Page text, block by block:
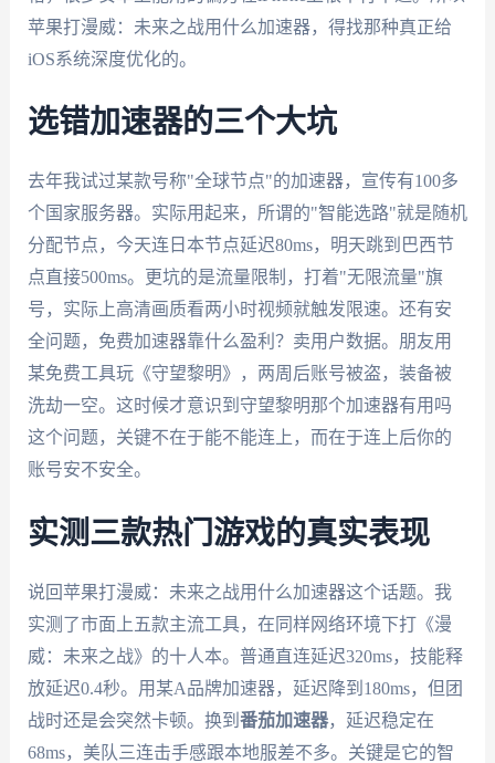
苹果打漫威：未来之战用什么加速器，得找那种真正给
iOS系统深度优化的。
选错加速器的三个大坑
去年我试过某款号称"全球节点"的加速器，宣传有100多
个国家服务器。实际用起来，所谓的"智能选路"就是随机
分配节点，今天连日本节点延迟80ms，明天跳到巴西节
点直接500ms。更坑的是流量限制，打着"无限流量"旗
号，实际上高清画质看两小时视频就触发限速。还有安
全问题，免费加速器靠什么盈利？卖用户数据。朋友用
某免费工具玩《守望黎明》，两周后账号被盗，装备被
洗劫一空。这时候才意识到守望黎明那个加速器有用吗
这个问题，关键不在于能不能连上，而在于连上后你的
账号安不安全。
实测三款热门游戏的真实表现
说回苹果打漫威：未来之战用什么加速器这个话题。我
实测了市面上五款主流工具，在同样网络环境下打《漫
威：未来之战》的十人本。普通直连延迟320ms，技能释
放延迟0.4秒。用某A品牌加速器，延迟降到180ms，但团
战时还是会突然卡顿。换到 番茄加速器，延迟稳定在
68ms，美队三连击手感跟本地服差不多。关键是它的智